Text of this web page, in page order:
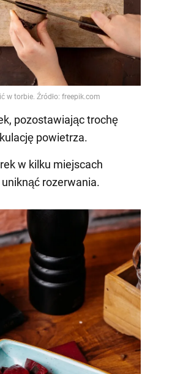
pozostawiając trochę
powietrza.
w kilku miejscach
rozerwania.